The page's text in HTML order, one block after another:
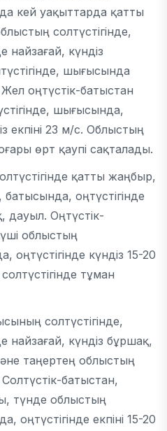
кей уақыттарда қатты
солтүстігінде,
найзағай, күндіз
шығысында
оңтүстік-батыстан
шығысында,
екпіні 23 м/с. Облыстың
өрт қаупі сақталады.
қатты жаңбыр,
батысында, оңтүстігінде
дауыл. Оңтүстік-
облыстың
оңтүстігінде күндіз 15-20
тұман
солтүстігінде,
найзағай, күндіз бұршақ,
таңертең облыстың
батыстан,
түнде облыстың
оңтүстігінде екпіні 15-20